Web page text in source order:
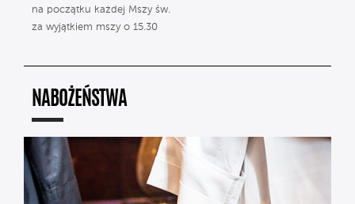
na początku każdej Mszy św.
za wyjątkiem mszy o 15.30
NABOŻEŃSTWA